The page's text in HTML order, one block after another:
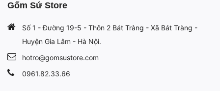
Gốm Sứ Store
Số 1 - Đường 19-5 - Thôn 2 Bát Tràng - Xã Bát Tràng -
Huyện Gia Lâm - Hà Nội.
hotro@gomsustore.com
0961.82.33.66